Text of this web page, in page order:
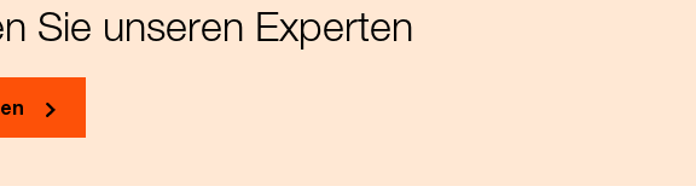
Sie unseren Experten